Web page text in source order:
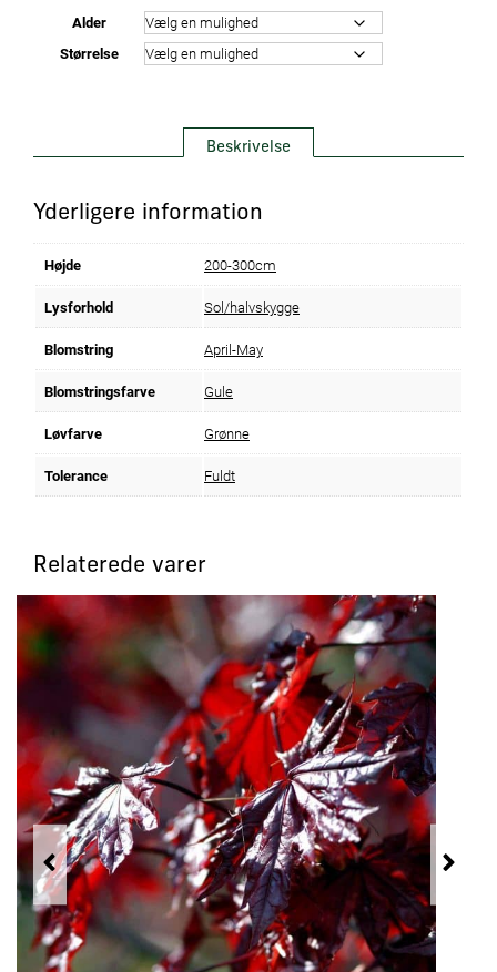
Alder
Størrelse
Beskrivelse
Yderligere information
Højde 200-300cm
Lysforhold Sol/halvskygge
Blomstring April-May
Blomstringsfarve Gule
Løvfarve Grønne
Tolerance Fuldt
Relaterede varer